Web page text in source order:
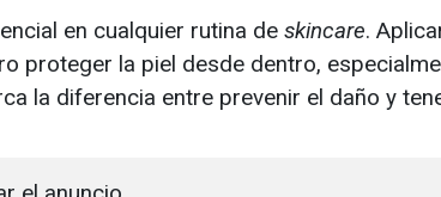
en cualquier rutina de skincare.
proteger la piel desde dentro,
la diferencia entre prevenir el daño y